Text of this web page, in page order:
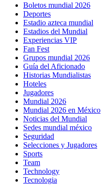
Boletos mundial 2026
Deportes
Estadio azteca mundial
Estadios del Mundial
Experiencias VIP
Fan Fest
Grupos mundial 2026
Guía del Aficionado
Historias Mundialistas
Hoteles
Jugadores
Mundial 2026
Mundial 2026 en México
Noticias del Mundial
Sedes mundial méxico
Seguridad
Selecciones y Jugadores
Sports
Team
Technology
Tecnologia